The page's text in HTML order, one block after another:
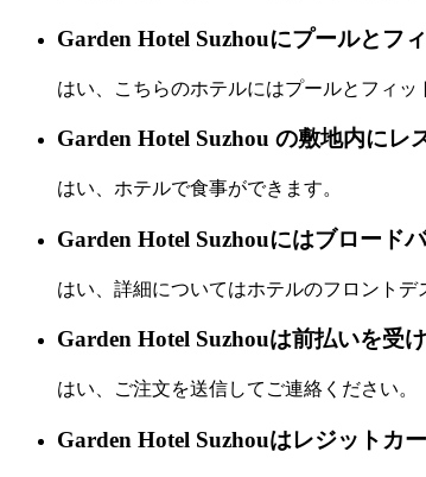
Garden Hotel Suzhouにプールとフ
はい、こちらのホテルにはプールとフィ
Garden Hotel Suzhou の敷地内にレ
はい、ホテルで食事ができます。
Garden Hotel Suzhouにはブロード
はい、詳細についてはホテルのフロントデ
Garden Hotel Suzhouは前払いを受
はい、ご注文を送信してご連絡ください。
Garden Hotel Suzhouはレジットカ